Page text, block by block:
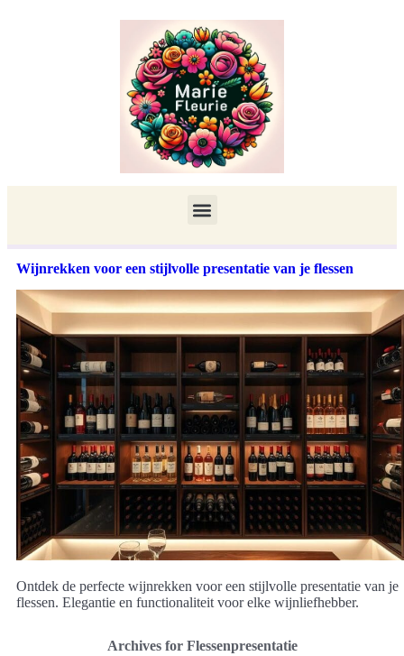
Wijnrekken voor een stijlvolle presentatie van je flessen
Ontdek de perfecte wijnrekken voor een stijlvolle presentatie van je
flessen. Elegantie en functionaliteit voor elke wijnliefhebber.
Archives for Flessenpresentatie